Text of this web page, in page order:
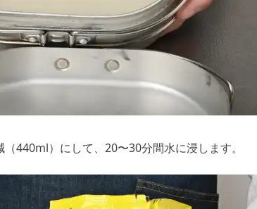
440ml）にして、20〜30分間水に浸します。